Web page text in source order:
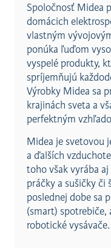
Spoločnosť Midea
domácich
vlastným
ponúka ľuďom
vyspelé produkty,
spríjemňujú
Výrobky Midea sa
krajinách sveta a
perfektným
Midea je svetovou
a ďalších
toho však vyrába
práčky a sušičky či
poslednej dobe sa
(smart) spotrebiče,
robotické vysávače.